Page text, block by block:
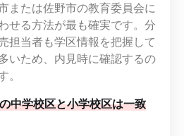
または佐野市の教育委員会に
せる方法が最も確実です。分
担当者も学区情報を把握して
いため、内見時に確認するの
。
中学校区と小学校区は一致